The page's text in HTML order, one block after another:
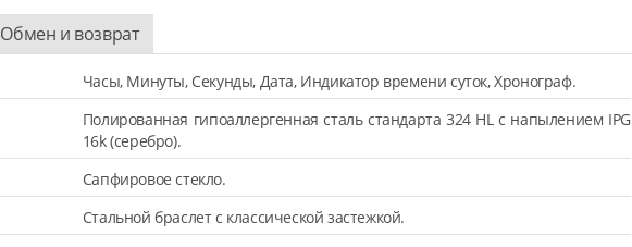
Обмен и возврат
Часы, Минуты, Секунды, Дата, Индикатор времени суток, Хронограф.
Полированная гипоаллергенная сталь стандарта 324 HL с напылением IPG
16k (серебро).
Сапфировое стекло.
Стальной браслет с классической застежкой.